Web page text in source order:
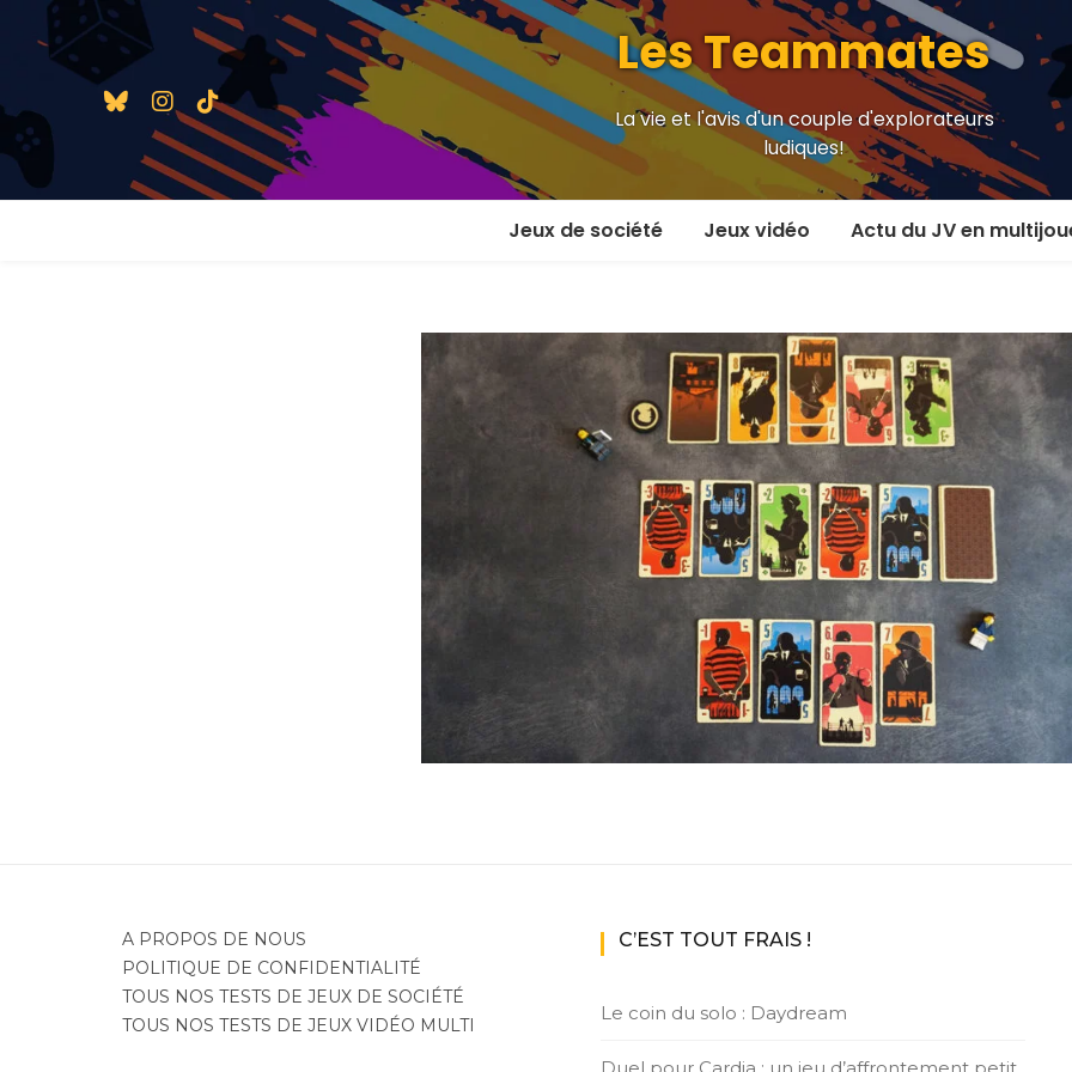
Les Teammates
La vie et l'avis d'un couple d'explorateurs
ludiques!
Jeux de société
2 joueurs
2 joueurs et plus
En coop’
Jeux vidéo
En versus
Local en écran partagé
En ligne
MMORPG
Par plateforme
PS4
Switch
XBox
Actu du JV en
A PROPOS DE NOUS
POLITIQUE DE CONFIDENTIALITÉ
TOUS NOS TESTS DE JEUX DE SOCIÉTÉ
TOUS NOS TESTS DE JEUX VIDÉO MULTI
C’EST TOUT FRAIS !
Le coin du solo : Daydream